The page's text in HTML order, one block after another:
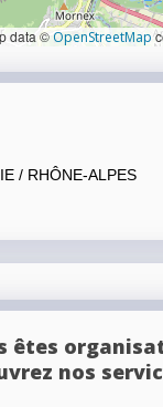
data ©OpenStreetMap
/ RHÔNE-ALPES
êtes
nos